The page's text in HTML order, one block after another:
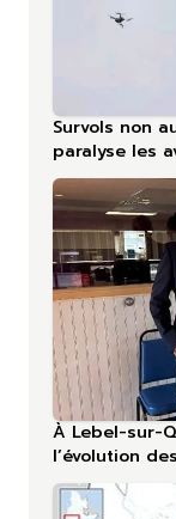
Survols non
paralyse les
plus touchée
À Lebel-sur-
l’évolution
anniversaire